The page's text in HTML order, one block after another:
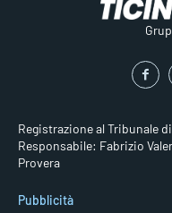
Registrazione al Tribunale
Responsabile: Fabrizio
Provera
Pubblicità